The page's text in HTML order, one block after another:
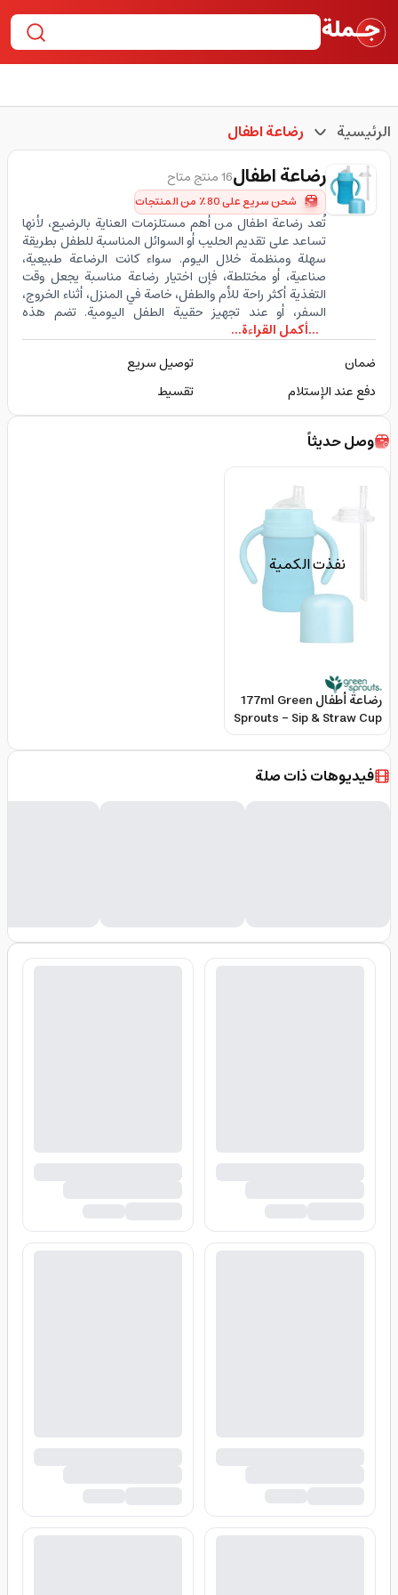
الرئيسية رضاعة اطفال
رضاعة اطفال16 منتج متاح
شحن سريع على 80٪ من المنتجات
تُعد رضاعة اطفال من أهم مستلزمات العناية بالرضيع، لأنها
تساعد على تقديم الحليب أو السوائل المناسبة للطفل بطريقة
سهلة ومنظمة خلال اليوم. سواء كانت الرضاعة طبيعية،
صناعية، أو مختلطة، فإن اختيار رضاعة مناسبة يجعل وقت
التغذية أكثر راحة للأم والطفل، خاصة في المنزل، أثناء الخروج،
السفر، أو عند تجهيز حقيبة الطفل اليومية. تضم هذه
...أكمل القراءة...
ضمان
توصيل سريع
دفع عند الإستلام
تقسيط
وصل حديثاً
نفذت الكمية
رضاعة أطفال 177ml Green
Sprouts - Sip & Straw Cup
فيديوهات ذات صلة